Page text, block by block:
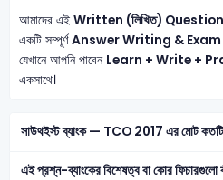
আমাদের এই Written (লিখিত)
একটি সম্পূর্ণAnswer Writing &
যেখানে আপনি পাবেন Learn + Write +
একসাথে।
সাউথইস্ট ব্যাংক — TCO
এই প্রশ্ন-ব্যাংকের বিশেষত্ব বা কোর ফিচারগুলো